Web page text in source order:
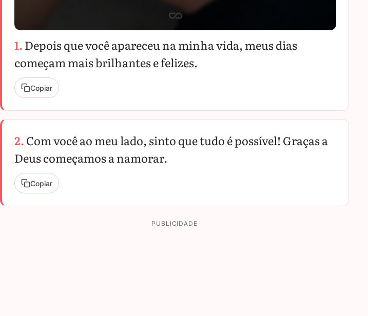
1.Depois que você apareceu na minha vida, meus dias
começam mais brilhantes e felizes.
Copiar
2.Com você ao meu lado, sinto que tudo é possível! Graças a
Deus começamos a namorar.
Copiar
PUBLICIDADE